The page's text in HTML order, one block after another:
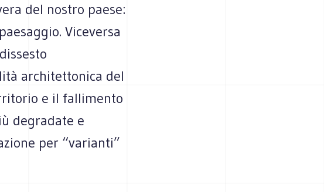
del nostro paese:
Viceversa
architettonica del
e il fallimento
degradate e
per “varianti”